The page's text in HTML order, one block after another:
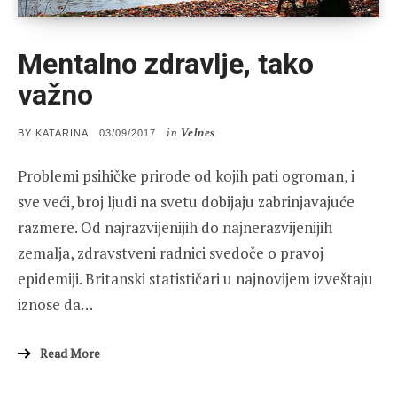
Mentalno zdravlje, tako
važno
BY KATARINA
POSTED
03/09/2017 in Velnes
Problemi psihičke prirode od kojih pati ogroman, i
sve veći, broj ljudi na svetu dobijaju zabrinjavajuće
razmere. Od najrazvijenijih do najnerazvijenijih
zemalja, zdravstveni radnici svedoče o pravoj
epidemiji. Britanski statističari u najnovijem izveštaju
iznose da…
Read More